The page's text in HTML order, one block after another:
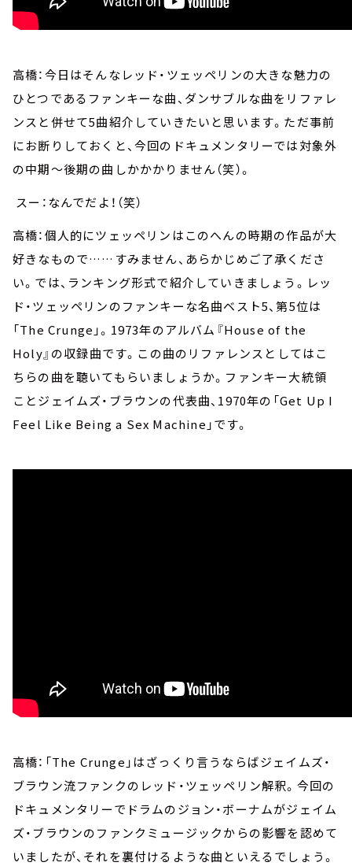
高橋：今日はそんなレッド・ツェッペリンの大きな魅力の
ひとつであるファンキーな曲、ダンサブルな曲をリファレ
ンスと併せて5曲紹介していきたいと思います。ただ事前
にお断りしておくと、今回のドキュメンタリーでは対象外
の中期～後期の曲しかかかりません（笑）。
スー：なんでだよ！（笑）
高橋：個人的にツェッペリンはこのへんの時期の作品が大
好きなもので……すみません、あらかじめご了承くださ
い。では、ランキング形式で紹介していきましょう。レッ
ド・ツェッペリンのファンキーな名曲ベスト5、第5位は
「The Crunge」。1973年のアルバム『House of the
Holy』の収録曲です。この曲のリファレンスとしてはこ
ちらの曲を聴いてもらいましょうか。ファンキー大統領
ことジェイムズ・ブラウンの代表曲、1970年の「Get Up I
Feel Like Being a Sex Machine」です。
高橋：「The Crunge」はざっくり言うならばジェイムズ・
ブラウン流ファンクのレッド・ツェッペリン解釈。今回の
ドキュメンタリーでドラムのジョン・ボーナムがジェイム
ズ・ブラウンのファンクミュージックからの影響を認めて
いましたが、それを裏付けるような曲といえるでしょう。